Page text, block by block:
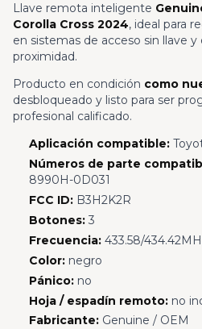
Llave remota inteligente
Corolla Cross 2024, ideal para
en sistemas de acceso sin llave
proximidad.
Producto en condición como
desbloqueado y listo para ser
profesional calificado.
Aplicación compatible:
Números de parte
8990H-0D031
FCC ID:B3H2K2R
Botones:3
Frecuencia:433.58/
Color:negro
Pánico:no
Hoja / espadín remoto:no
Fabricante:Genuine / OEM